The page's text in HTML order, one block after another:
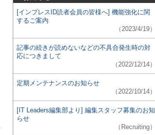
[インプレスID読者会員の皆様へ] 機能強化に関
するご案内
（2023/4/19）
記事の続きが読めないなどの不具合発生時の対
応につきまして
（2022/12/14）
定期メンテナンスのお知らせ
（2022/10/14）
[IT Leaders編集部より] 編集スタッフ募集のお知
らせ
（Recruiting）